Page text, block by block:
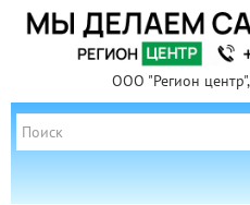
ООО "Регион